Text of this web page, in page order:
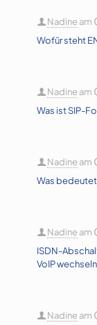
Nadine am
Wofür steht
Nadine am
Was ist SIP-
Nadine am
Was
Nadine am
ISDN-
VoIP
Nadine am